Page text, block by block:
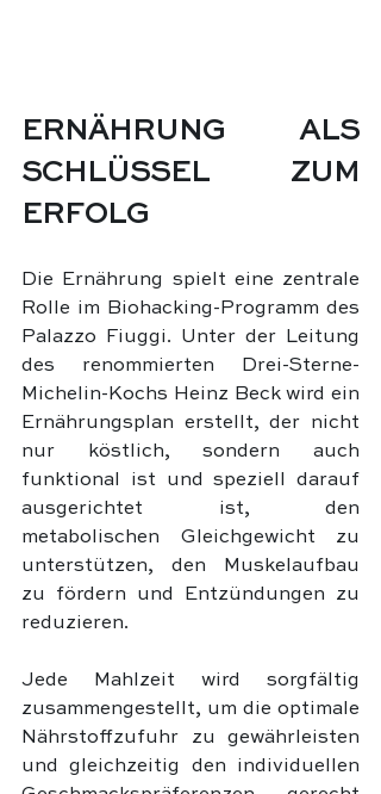
ERNÄHRUNG ALS
SCHLÜSSEL ZUM
ERFOLG
Die Ernährung spielt eine zentrale
Rolle im Biohacking-Programm des
Palazzo Fiuggi. Unter der Leitung
des renommierten Drei-Sterne-
Michelin-Kochs Heinz Beck wird ein
Ernährungsplan erstellt, der nicht
nur köstlich, sondern auch
funktional ist und speziell darauf
ausgerichtet ist, den
metabolischen Gleichgewicht zu
unterstützen, den Muskelaufbau
zu fördern und Entzündungen zu
reduzieren.
Jede Mahlzeit wird sorgfältig
zusammengestellt, um die optimale
Nährstoffzufuhr zu gewährleisten
und gleichzeitig den individuellen